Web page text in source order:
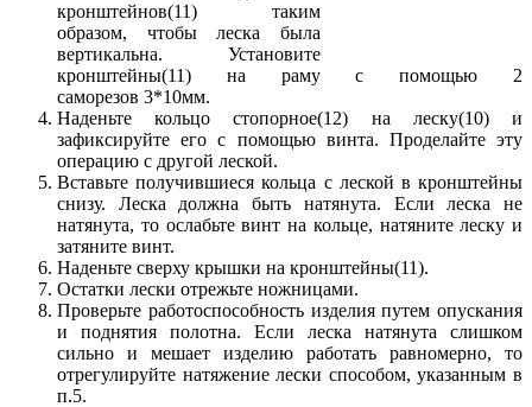
кронштейнов(11) таким
образом, чтобы леска была
вертикальна. Установите
кронштейны(11) на раму с помощью 2
саморезов 3*10мм.
Наденьте кольцо стопорное(12) на леску(10) и
зафиксируйте его с помощью винта. Проделайте эту
операцию с другой леской.
Вставьте получившиеся кольца с леской в кронштейны
снизу. Леска должна быть натянута. Если леска не
натянута, то ослабьте винт на кольце, натяните леску и
затяните винт.
Наденьте сверху крышки на кронштейны(11).
Остатки лески отрежьте ножницами.
Проверьте работоспособность изделия путем опускания
и поднятия полотна. Если леска натянута слишком
сильно и мешает изделию работать равномерно, то
отрегулируйте натяжение лески способом, указанным в
п.5.